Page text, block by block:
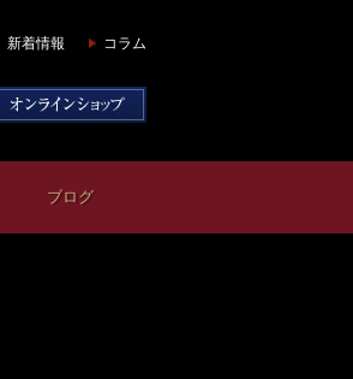
新着情報 コラム
ブログ